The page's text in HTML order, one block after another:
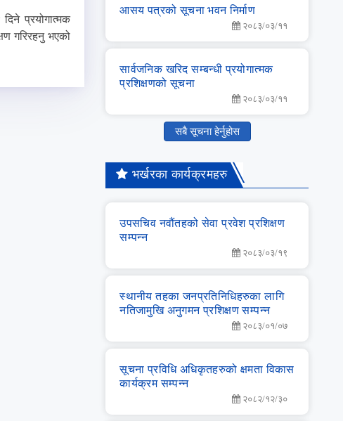
प्रयोगात्मक
गरिरहनु भएको
आसय पत्रको सूचना भवन निर्माण
२०८३/०३/११
सार्वजनिक खरिद सम्‍बन्‍धी प्रयोगात्‍मक
प्रशिक्षणको सूचना
२०८३/०३/११
सबै सूचना हेर्नुहोस
भर्खरका कार्यक्रमहरु
उपसचिव नवौंतहको सेवा प्रवेश प्रशिक्षण
सम्‍पन्‍न
२०८३/०३/१९
स्‍थानीय तहका जनप्रतिनिधिहरुका लागि
नतिजामुखि अनुगमन प्रशिक्षण सम्‍पन्‍न
२०८३/०१/०७
सूचना प्रविधि अधिकृतहरुको क्षमता विकास
कार्यक्रम सम्‍पन्‍न
२०८२/१२/३०